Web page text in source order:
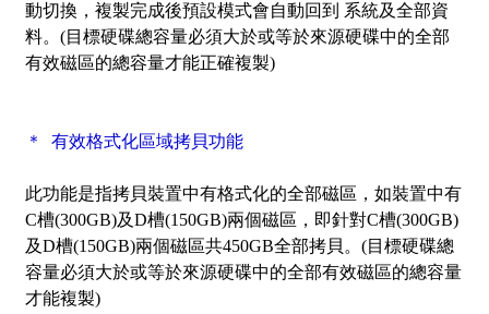
動切換，複製完成後預設模式會自動回到 系統及全部資
料。(目標硬碟總容量必須大於或等於來源硬碟中的全部
有效磁區的總容量才能正確複製)
＊ 有效格式化區域拷貝功能
此功能是指拷貝裝置中有格式化的全部磁區，如裝置中有
C槽(300GB)及D槽(150GB)兩個磁區，即針對C槽(300GB)
及D槽(150GB)兩個磁區共450GB全部拷貝。(目標硬碟總
容量必須大於或等於來源硬碟中的全部有效磁區的總容量
才能複製)